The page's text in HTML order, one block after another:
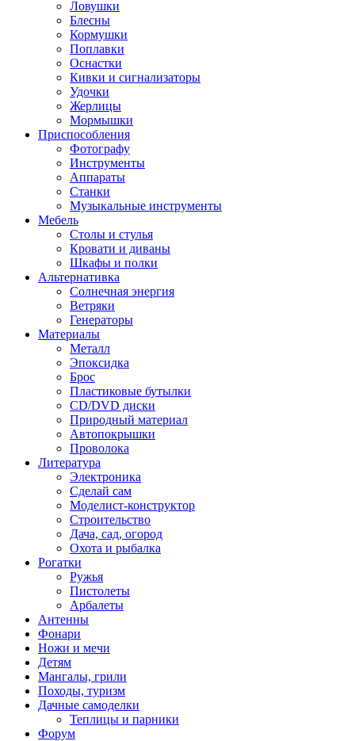
Ловушки
Блесны
Кормушки
Поплавки
Оснастки
Кивки и сигнализаторы
Удочки
Жерлицы
Мормышки
Приспособления
Фотографу
Инструменты
Аппараты
Станки
Музыкальные инструменты
Мебель
Столы и стулья
Кровати и диваны
Шкафы и полки
Альтернативка
Солнечная энергия
Ветряки
Генераторы
Материалы
Металл
Эпоксидка
Брос
Пластиковые бутылки
CD/DVD диски
Природный материал
Автопокрышки
Проволока
Литература
Электроника
Сделай сам
Моделист-конструктор
Строительство
Дача, сад, огород
Охота и рыбалка
Рогатки
Ружья
Пистолеты
Арбалеты
Антенны
Фонари
Ножи и мечи
Детям
Мангалы, грили
Походы, туризм
Дачные самоделки
Теплицы и парники
Форум